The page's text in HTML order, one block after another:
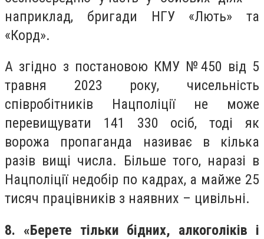
наприклад, бригади НГУ «Лють» та
«Корд».
А згідно з постановою КМУ №450 від 5
травня 2023 року, чисельність
співробітників Нацполіції не може
перевищувати 141 330 осіб, тоді як
ворожа пропаганда називає в кілька
разів вищі числа. Більше того, наразі в
Нацполіції недобір по кадрах, а майже 25
тисяч працівників з наявних – цивільні.
8. «Берете тільки бідних, алкоголіків і